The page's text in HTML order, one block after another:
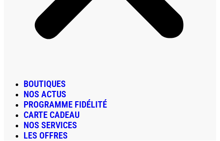
BOUTIQUES
NOS ACTUS
PROGRAMME FIDÉLITÉ
CARTE CADEAU
NOS SERVICES
LES OFFRES